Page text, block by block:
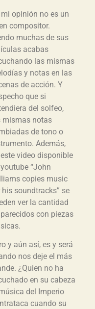
mi opinión no es un
compositor.
muchas de sus
acabas
las mismas
y notas en las
de acción. Y
que si
del solfeo,
mismas notas
de tono o
Además,
video disponible
“John
copies music
soundtracks” se
ver la cantidad
con piezas
y aún así, es y será
nos deje el más
¿Quien no ha
en su cabeza
del Imperio
cuando su